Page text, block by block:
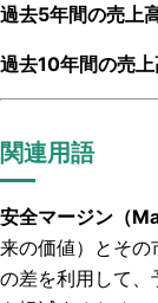
過去5年間の売上
過去10年間の売
関連用語
安全マージン（
来の価値）とその
の差を利用して、